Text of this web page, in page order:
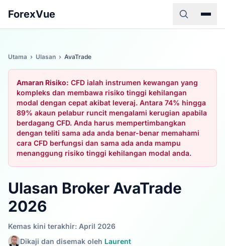
ForexVue
Utama › Ulasan › AvaTrade
Amaran Risiko: CFD ialah instrumen kewangan yang
kompleks dan membawa risiko tinggi kehilangan
modal dengan cepat akibat leveraj. Antara 74% hingga
89% akaun pelabur runcit mengalami kerugian apabila
berdagang CFD. Anda harus mempertimbangkan
dengan teliti sama ada anda benar-benar memahami
cara CFD berfungsi dan sama ada anda mampu
menanggung risiko tinggi kehilangan modal anda.
Ulasan Broker AvaTrade
2026
Kemas kini terakhir: April 2026
Dikaji dan disemak oleh Laurent